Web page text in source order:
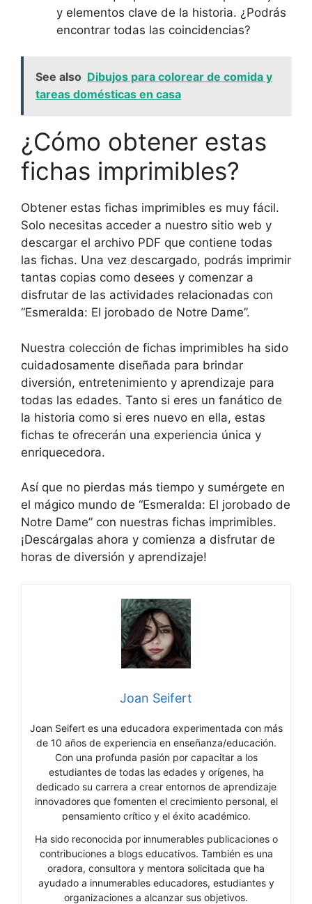
y elementos clave de la historia. ¿Podrás
encontrar todas las coincidencias?
See also Dibujos para colorear de comida y
tareas domésticas en casa
¿Cómo obtener estas
fichas imprimibles?
Obtener estas fichas imprimibles es muy fácil.
Solo necesitas acceder a nuestro sitio web y
descargar el archivo PDF que contiene todas
las fichas. Una vez descargado, podrás imprimir
tantas copias como desees y comenzar a
disfrutar de las actividades relacionadas con
“Esmeralda: El jorobado de Notre Dame”.
Nuestra colección de fichas imprimibles ha sido
cuidadosamente diseñada para brindar
diversión, entretenimiento y aprendizaje para
todas las edades. Tanto si eres un fanático de
la historia como si eres nuevo en ella, estas
fichas te ofrecerán una experiencia única y
enriquecedora.
Así que no pierdas más tiempo y sumérgete en
el mágico mundo de “Esmeralda: El jorobado de
Notre Dame” con nuestras fichas imprimibles.
¡Descárgalas ahora y comienza a disfrutar de
horas de diversión y aprendizaje!
Joan Seifert
Joan Seifert es una educadora experimentada con más
de 10 años de experiencia en enseñanza/educación.
Con una profunda pasión por capacitar a los
estudiantes de todas las edades y orígenes, ha
dedicado su carrera a crear entornos de aprendizaje
innovadores que fomenten el crecimiento personal, el
pensamiento crítico y el éxito académico.
Ha sido reconocida por innumerables publicaciones o
contribuciones a blogs educativos. También es una
oradora, consultora y mentora solicitada que ha
ayudado a innumerables educadores, estudiantes y
organizaciones a alcanzar sus objetivos.